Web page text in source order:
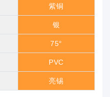
紫铜
银
75°
PVC
亮锡